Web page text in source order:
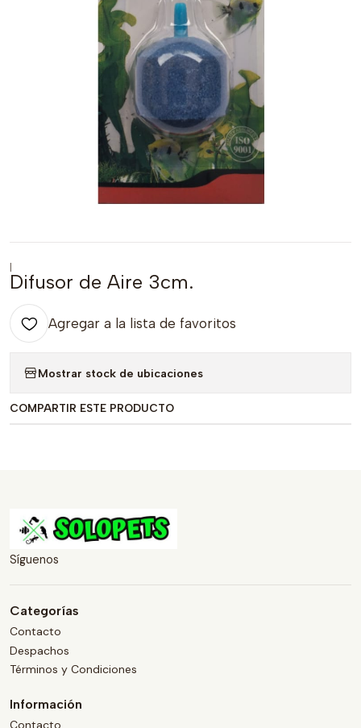
|
Difusor de Aire 3cm.
Agregar a la lista de favoritos
Mostrar stock de ubicaciones
COMPARTIR ESTE PRODUCTO
Síguenos
Categorías
Contacto
Despachos
Términos y Condiciones
Información
Contacto